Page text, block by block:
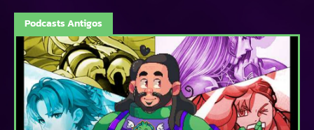
Podcasts Antigos